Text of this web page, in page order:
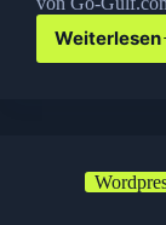
Weiterlesen
Was
Web